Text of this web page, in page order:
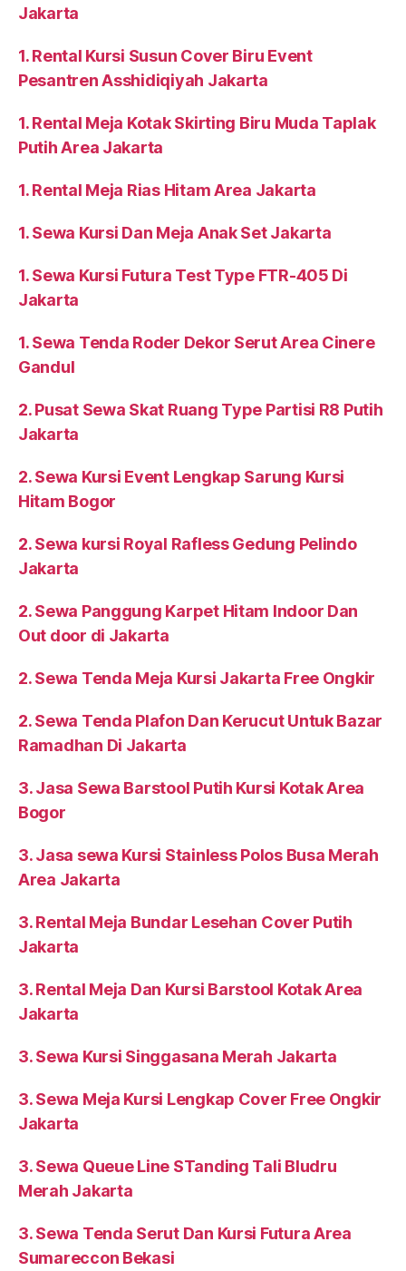
Jakarta
1. Rental Kursi Susun Cover Biru Event
Pesantren Asshidiqiyah Jakarta
1. Rental Meja Kotak Skirting Biru Muda Taplak
Putih Area Jakarta
1. Rental Meja Rias Hitam Area Jakarta
1. Sewa Kursi Dan Meja Anak Set Jakarta
1. Sewa Kursi Futura Test Type FTR-405 Di
Jakarta
1. Sewa Tenda Roder Dekor Serut Area Cinere
Gandul
2. Pusat Sewa Skat Ruang Type Partisi R8 Putih
Jakarta
2. Sewa Kursi Event Lengkap Sarung Kursi
Hitam Bogor
2. Sewa kursi Royal Rafless Gedung Pelindo
Jakarta
2. Sewa Panggung Karpet Hitam Indoor Dan
Out door di Jakarta
2. Sewa Tenda Meja Kursi Jakarta Free Ongkir
2. Sewa Tenda Plafon Dan Kerucut Untuk Bazar
Ramadhan Di Jakarta
3. Jasa Sewa Barstool Putih Kursi Kotak Area
Bogor
3. Jasa sewa Kursi Stainless Polos Busa Merah
Area Jakarta
3. Rental Meja Bundar Lesehan Cover Putih
Jakarta
3. Rental Meja Dan Kursi Barstool Kotak Area
Jakarta
3. Sewa Kursi Singgasana Merah Jakarta
3. Sewa Meja Kursi Lengkap Cover Free Ongkir
Jakarta
3. Sewa Queue Line STanding Tali Bludru
Merah Jakarta
3. Sewa Tenda Serut Dan Kursi Futura Area
Sumareccon Bekasi